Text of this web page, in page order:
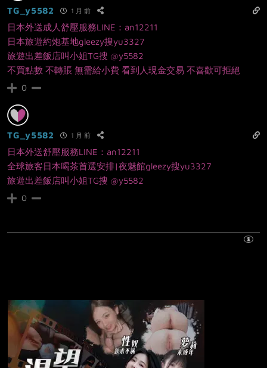
TG_y5582 1 月 前
日本外送成人舒壓服務LINE：an12211
日本旅遊約炮基地gleezy搜yu3327
旅遊出差飯店叫小姐TG搜 @y5582
不買點數 不轉賬 無需給小費 看到人現金交易 不喜歡可拒絕
0
TG_y5582 1 月 前
日本外送舒壓服務LINE：an12211
全球旅客日本喝茶首選安排|夜魅館gleezy搜yu3327
旅遊出差飯店叫小姐TG搜 @y5582
0